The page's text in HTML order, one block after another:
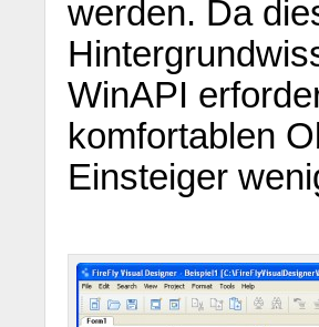
werden. Da
WinAPI
komfortablen
Einsteiger